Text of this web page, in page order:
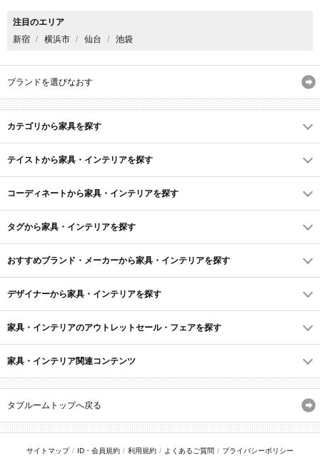
注目のエリア
新宿
横浜市 仙台 池袋
ブランドを選びなおす
カテゴリから家具を探す
テイストから家具・インテリアを探す
コーディネートから家具・インテリアを探す
タグから家具・インテリアを探す
おすすめブランド・メーカーから家具・インテリアを探す
デザイナーから家具・インテリアを探す
家具・インテリアのアウトレットセール・フェアを探す
家具・インテリア関連コンテンツ
タブルームトップへ戻る
サイトマップ ID・会員規約 利用規約 よくあるご質問 プライバシーポリシー